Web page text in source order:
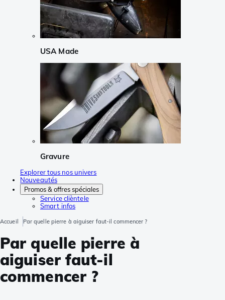
USA Made
Gravure
Explorer tous nos univers
Nouveautés
Promos & offres spéciales
Service clièntele
Smart infos
Accueil Par quelle pierre à aiguiser faut-il commencer ?
Par quelle pierre à
aiguiser faut-il
commencer ?